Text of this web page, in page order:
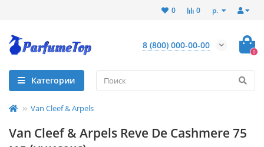
р.
0
0
8 (800) 000-00-00
0
Категории
Van Cleef & Arpels
Van Cleef & Arpels Reve De Cashmere 75